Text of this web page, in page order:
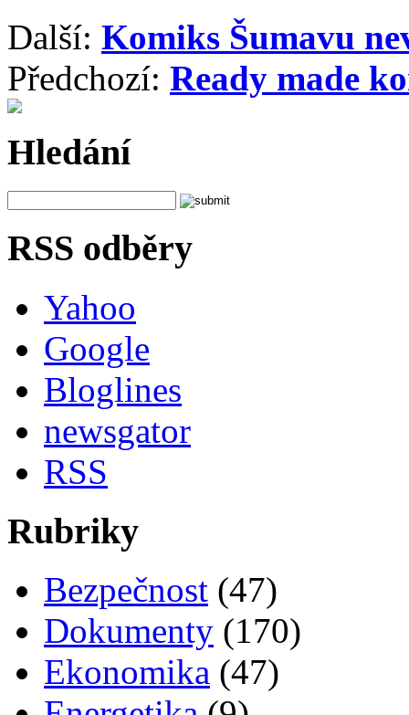
Další: Komiks Šumavu
Předchozí: Ready made
Hledání
RSS odběry
Yahoo
Google
Bloglines
newsgator
RSS
Rubriky
Bezpečnost (47)
Dokumenty (170)
Ekonomika (47)